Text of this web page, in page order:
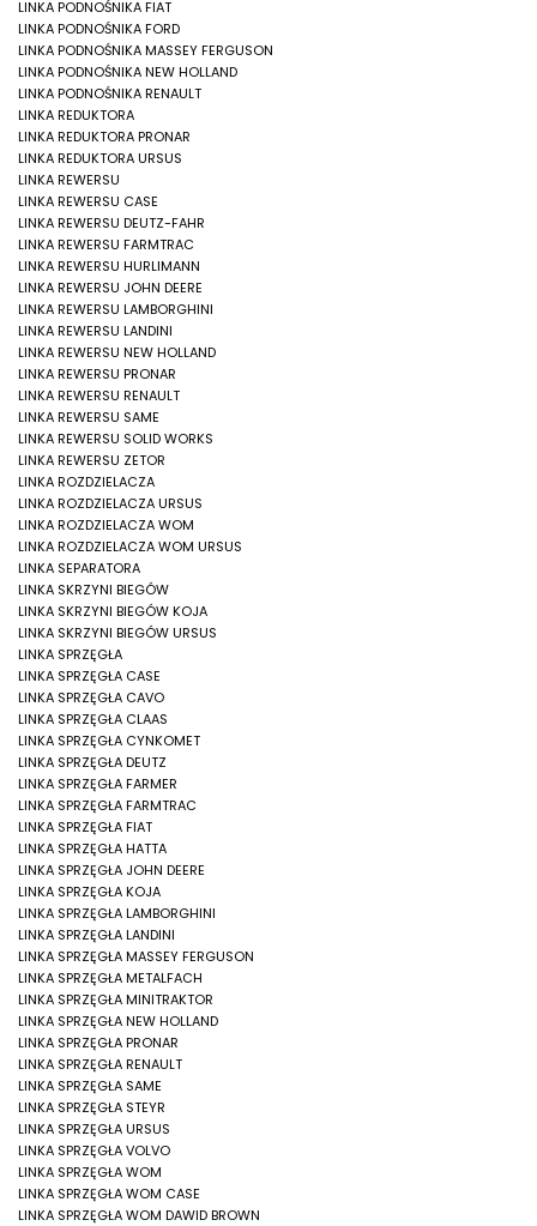
LINKA PODNOŚNIKA FIAT
LINKA PODNOŚNIKA FORD
LINKA PODNOŚNIKA MASSEY FERGUSON
LINKA PODNOŚNIKA NEW HOLLAND
LINKA PODNOŚNIKA RENAULT
LINKA REDUKTORA
LINKA REDUKTORA PRONAR
LINKA REDUKTORA URSUS
LINKA REWERSU
LINKA REWERSU CASE
LINKA REWERSU DEUTZ-FAHR
LINKA REWERSU FARMTRAC
LINKA REWERSU HURLIMANN
LINKA REWERSU JOHN DEERE
LINKA REWERSU LAMBORGHINI
LINKA REWERSU LANDINI
LINKA REWERSU NEW HOLLAND
LINKA REWERSU PRONAR
LINKA REWERSU RENAULT
LINKA REWERSU SAME
LINKA REWERSU SOLID WORKS
LINKA REWERSU ZETOR
LINKA ROZDZIELACZA
LINKA ROZDZIELACZA URSUS
LINKA ROZDZIELACZA WOM
LINKA ROZDZIELACZA WOM URSUS
LINKA SEPARATORA
LINKA SKRZYNI BIEGÓW
LINKA SKRZYNI BIEGÓW KOJA
LINKA SKRZYNI BIEGÓW URSUS
LINKA SPRZĘGŁA
LINKA SPRZĘGŁA CASE
LINKA SPRZĘGŁA CAVO
LINKA SPRZĘGŁA CLAAS
LINKA SPRZĘGŁA CYNKOMET
LINKA SPRZĘGŁA DEUTZ
LINKA SPRZĘGŁA FARMER
LINKA SPRZĘGŁA FARMTRAC
LINKA SPRZĘGŁA FIAT
LINKA SPRZĘGŁA HATTA
LINKA SPRZĘGŁA JOHN DEERE
LINKA SPRZĘGŁA KOJA
LINKA SPRZĘGŁA LAMBORGHINI
LINKA SPRZĘGŁA LANDINI
LINKA SPRZĘGŁA MASSEY FERGUSON
LINKA SPRZĘGŁA METALFACH
LINKA SPRZĘGŁA MINITRAKTOR
LINKA SPRZĘGŁA NEW HOLLAND
LINKA SPRZĘGŁA PRONAR
LINKA SPRZĘGŁA RENAULT
LINKA SPRZĘGŁA SAME
LINKA SPRZĘGŁA STEYR
LINKA SPRZĘGŁA URSUS
LINKA SPRZĘGŁA VOLVO
LINKA SPRZĘGŁA WOM
LINKA SPRZĘGŁA WOM CASE
LINKA SPRZĘGŁA WOM DAWID BROWN